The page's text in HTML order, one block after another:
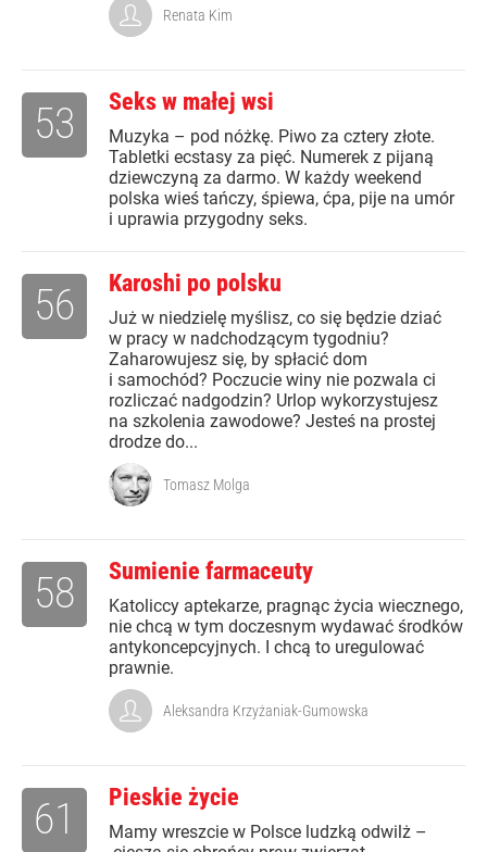
Renata Kim
Seks w małej wsi
Muzyka – pod nóżkę. Piwo za cztery złote.
Tabletki ecstasy za pięć. Numerek z pijaną
dziewczyną za darmo. W każdy weekend
polska wieś tańczy, śpiewa, ćpa, pije na umór
i uprawia przygodny seks.
53
Karoshi po polsku
Już w niedzielę myślisz, co się będzie dziać
w pracy w nadchodzącym tygodniu?
Zaharowujesz się, by spłacić dom
i samochód? Poczucie winy nie pozwala ci
rozliczać nadgodzin? Urlop wykorzystujesz
na szkolenia zawodowe? Jesteś na prostej
drodze do...
56
Tomasz Molga
Sumienie farmaceuty
Katoliccy aptekarze, pragnąc życia wiecznego,
nie chcą w tym doczesnym wydawać środków
antykoncepcyjnych. I chcą to uregulować
prawnie.
58
Aleksandra Krzyżaniak-Gumowska
Pieskie życie
Mamy wreszcie w Polsce ludzką odwilż –
61